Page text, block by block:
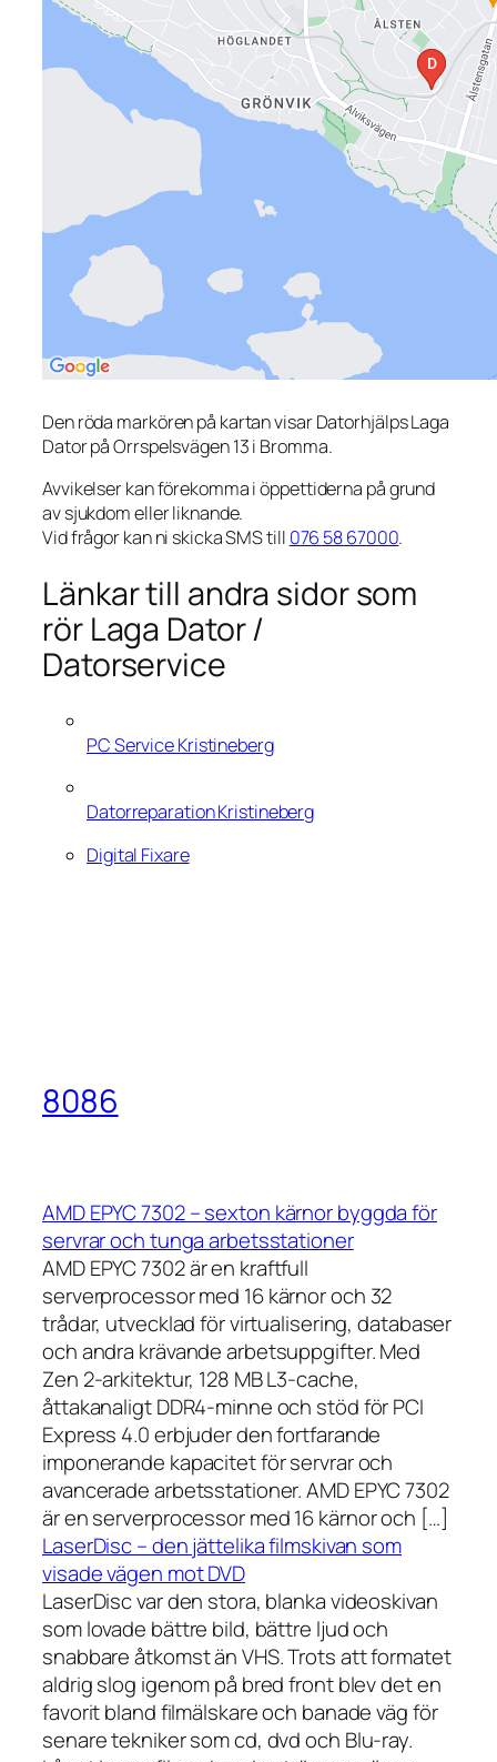
Den röda markören på kartan visar Datorhjälps Laga
Dator på Orrspelsvägen 13 i Bromma.
Avvikelser kan förekomma i öppettiderna på grund
av sjukdom eller liknande.
Vid frågor kan ni skicka SMS till 076 58 67000.
Länkar till andra sidor som
rör Laga Dator /
Datorservice
PC Service Kristineberg
Datorreparation Kristineberg
Digital Fixare
8086
AMD EPYC 7302 – sexton kärnor byggda för
servrar och tunga arbetsstationer
AMD EPYC 7302 är en kraftfull
serverprocessor med 16 kärnor och 32
trådar, utvecklad för virtualisering, databaser
och andra krävande arbetsuppgifter. Med
Zen 2-arkitektur, 128 MB L3-cache,
åttakanaligt DDR4-minne och stöd för PCI
Express 4.0 erbjuder den fortfarande
imponerande kapacitet för servrar och
avancerade arbetsstationer. AMD EPYC 7302
är en serverprocessor med 16 kärnor och […]
LaserDisc – den jättelika filmskivan som
visade vägen mot DVD
LaserDisc var den stora, blanka videoskivan
som lovade bättre bild, bättre ljud och
snabbare åtkomst än VHS. Trots att formatet
aldrig slog igenom på bred front blev det en
favorit bland filmälskare och banade väg för
senare tekniker som cd, dvd och Blu-ray.